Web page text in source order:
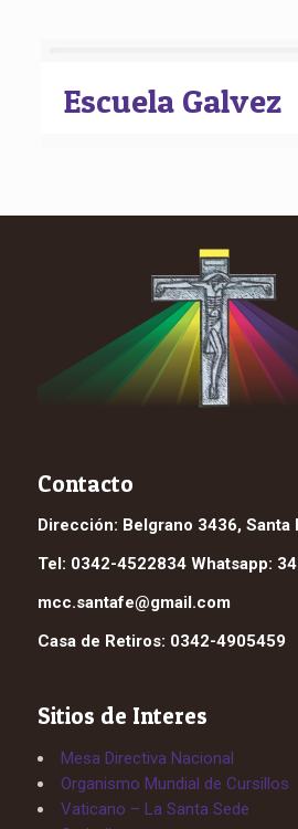
Escuela Galvez
Contacto
Dirección: Belgrano 3436, Santa
Tel: 0342-4522834 Whatsapp:
mcc.santafe@gmail.com
Casa de Retiros: 0342-4905459
Sitios de Interes
Mesa Directiva Nacional
Organismo Mundial de Cursillos
Vaticano – La Santa Sede